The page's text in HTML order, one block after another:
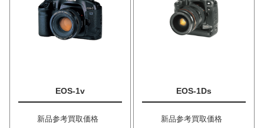
EOS-1v
新品参考買取価格
EOS-1Ds
新品参考買取価格